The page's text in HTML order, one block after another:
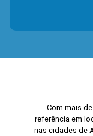
Com mais
referência em
nas cidades de